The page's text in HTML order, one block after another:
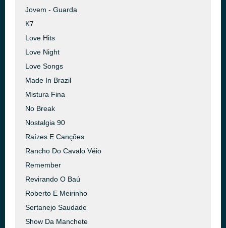
Jovem - Guarda
K7
Love Hits
Love Night
Love Songs
Made In Brazil
Mistura Fina
No Break
Nostalgia 90
Raízes E Canções
Rancho Do Cavalo Véio
Remember
Revirando O Baú
Roberto E Meirinho
Sertanejo Saudade
Show Da Manchete